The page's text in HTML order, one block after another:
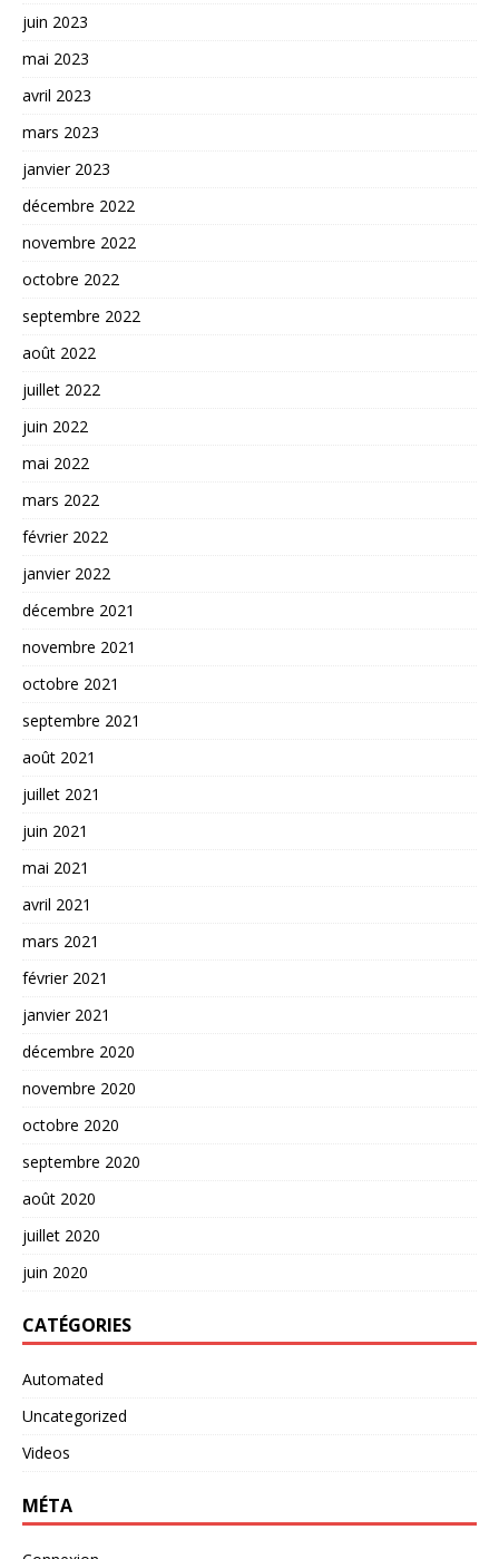
juin 2023
mai 2023
avril 2023
mars 2023
janvier 2023
décembre 2022
novembre 2022
octobre 2022
septembre 2022
août 2022
juillet 2022
juin 2022
mai 2022
mars 2022
février 2022
janvier 2022
décembre 2021
novembre 2021
octobre 2021
septembre 2021
août 2021
juillet 2021
juin 2021
mai 2021
avril 2021
mars 2021
février 2021
janvier 2021
décembre 2020
novembre 2020
octobre 2020
septembre 2020
août 2020
juillet 2020
juin 2020
CATÉGORIES
Automated
Uncategorized
Videos
MÉTA